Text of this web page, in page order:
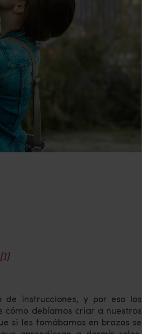
[1]
instrucciones, y por eso los
cómo debíamos criar a nuestros
si les tomábamos en brazos se